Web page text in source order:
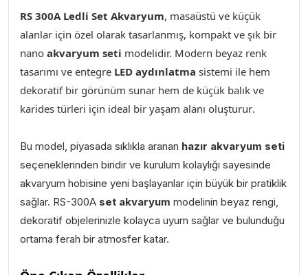
RS 300A Ledli Set Akvaryum, masaüstü ve küçük
alanlar için özel olarak tasarlanmış, kompakt ve şık bir
nano akvaryum seti modelidir. Modern beyaz renk
tasarımı ve entegre LED aydınlatma sistemi ile hem
dekoratif bir görünüm sunar hem de küçük balık ve
karides türleri için ideal bir yaşam alanı oluşturur.
Bu model, piyasada sıklıkla aranan hazır akvaryum seti
seçeneklerinden biridir ve kurulum kolaylığı sayesinde
akvaryum hobisine yeni başlayanlar için büyük bir pratiklik
sağlar. RS-300A set akvaryum modelinin beyaz rengi,
dekoratif objelerinizle kolayca uyum sağlar ve bulunduğu
ortama ferah bir atmosfer katar.